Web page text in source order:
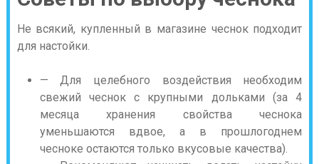
Не всякий, купленный в магазине чеснок подходит
для настойки.
— Для целебного воздействия необходим
свежий чеснок с крупными дольками (за 4
месяца хранения свойства чеснока
уменьшаются вдвое, а в прошлогоднем
чесноке остаются только вкусовые качества).